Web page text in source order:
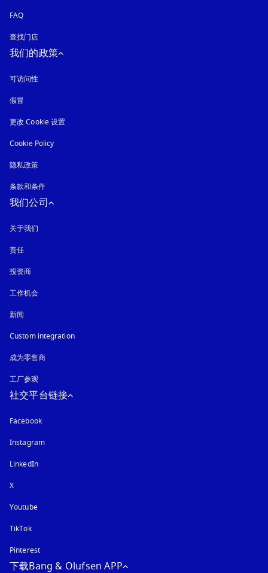
FAQ
查找门店
我们的政策
可访问性
假冒
更改 Cookie 设置
Cookie Policy
隐私政策
条款和条件
我们公司
关于我们
责任
投资商
工作机会
新闻
Custom integration
成为零售商
工厂参观
社交平台链接
Facebook
Instagram在新选项卡中打开
LinkedIn
X
Youtube在新选项卡中打开
TikTok
Pinterest
下载Bang & Olufsen APP